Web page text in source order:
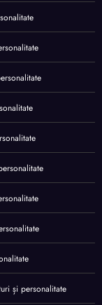
și personalitate